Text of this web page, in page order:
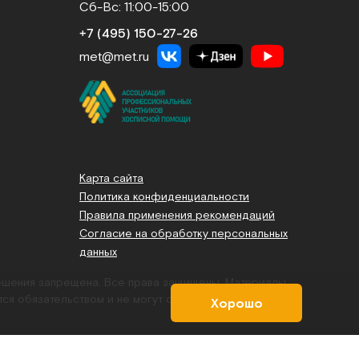
Сб-Вс: 11:00-15:00
+7 (495) 150‑27‑26
met@met.ru
Карта сайта
Политика конфиденциальности
Правила применения рекомендаций
Согласие на обработку персональных
данных
запрещена. Все права защищены.Материалы,
обязательством и не могут служить основанием для
Хорошо